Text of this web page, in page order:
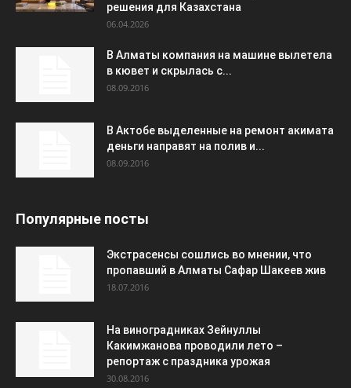
решения для Казахстана
06.04.2026
В Алматы компания на машине вылетела
в кювет и скрылась с...
08.09.2016
В Актобе выделенные на ремонт акимата
деньги направят на полив и...
08.09.2016
Популярные посты
Экстрасенсы сошлись во мнении, что
пропавший в Алматы Сафар Шакеев жив
18.07.2016
На виноградниках Зейнуллы
Какимжанова проводили лето –
репортаж с праздника урожая
30.08.2016